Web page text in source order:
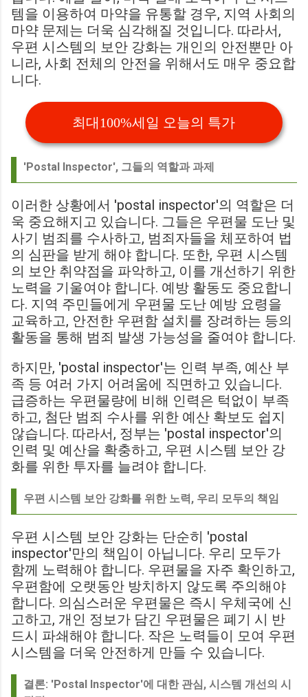
템을 이용하여 마약을 유통할 경우, 지역 사회의
마약 문제는 더욱 심각해질 것입니다. 따라서,
우편 시스템의 보안 강화는 개인의 안전뿐만 아
니라, 사회 전체의 안전을 위해서도 매우 중요합
니다.
최대100%세일 오늘의 특가
'Postal Inspector', 그들의 역할과 과제
이러한 상황에서 'postal inspector'의 역할은 더
욱 중요해지고 있습니다. 그들은 우편물 도난 및
사기 범죄를 수사하고, 범죄자들을 체포하여 법
의 심판을 받게 해야 합니다. 또한, 우편 시스템
의 보안 취약점을 파악하고, 이를 개선하기 위한
노력을 기울여야 합니다. 예방 활동도 중요합니
다. 지역 주민들에게 우편물 도난 예방 요령을
교육하고, 안전한 우편함 설치를 장려하는 등의
활동을 통해 범죄 발생 가능성을 줄여야 합니다.
하지만, 'postal inspector'는 인력 부족, 예산 부
족 등 여러 가지 어려움에 직면하고 있습니다.
급증하는 우편물량에 비해 인력은 턱없이 부족
하고, 첨단 범죄 수사를 위한 예산 확보도 쉽지
않습니다. 따라서, 정부는 'postal inspector'의
인력 및 예산을 확충하고, 우편 시스템 보안 강
화를 위한 투자를 늘려야 합니다.
우편 시스템 보안 강화를 위한 노력, 우리 모두의 책임
우편 시스템 보안 강화는 단순히 'postal
inspector'만의 책임이 아닙니다. 우리 모두가
함께 노력해야 합니다. 우편물을 자주 확인하고,
우편함에 오랫동안 방치하지 않도록 주의해야
합니다. 의심스러운 우편물은 즉시 우체국에 신
고하고, 개인 정보가 담긴 우편물은 폐기 시 반
드시 파쇄해야 합니다. 작은 노력들이 모여 우편
시스템을 더욱 안전하게 만들 수 있습니다.
결론: 'Postal Inspector'에 대한 관심, 시스템 개선의 시